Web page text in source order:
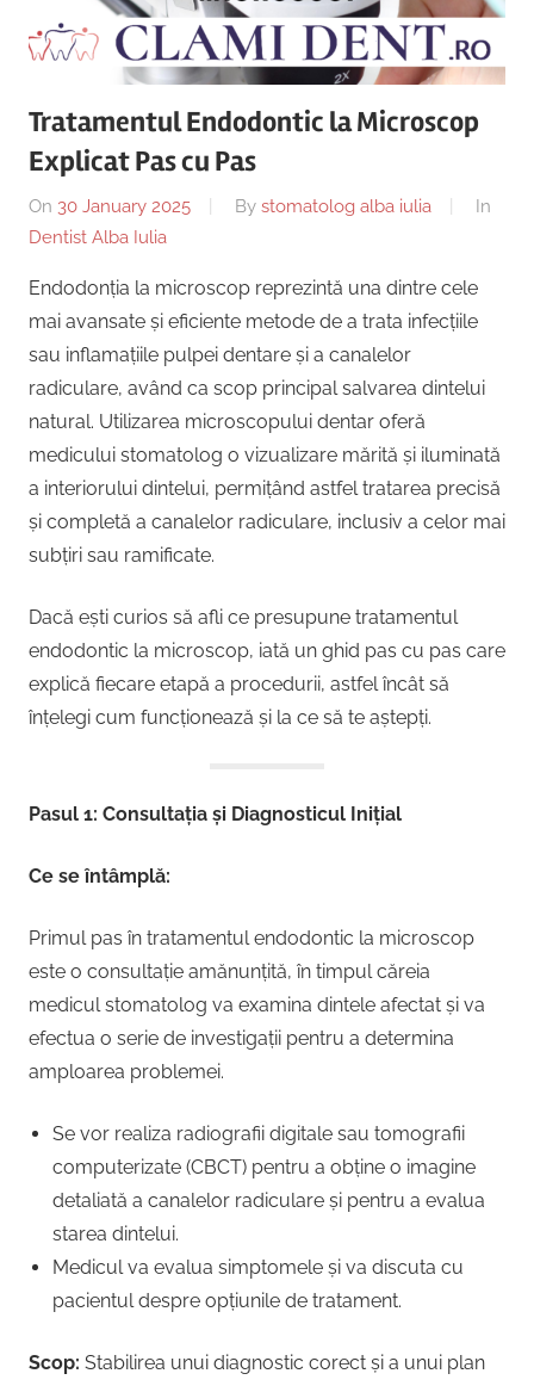
|
Centru
Implantologie
Copii,
Dentist,
Strada
Lăncrănjan
19,
România
+40754463365
Tratamentul Endodontic la Microscop
Explicat Pas cu Pas
On 30 January 2025 By stomatolog alba iulia
In
Dentist Alba Iulia
Endodonția la microscop reprezintă una dintre cele
mai avansate și eficiente metode de a trata infecțiile
sau inflamațiile pulpei dentare și a canalelor
radiculare, având ca scop principal salvarea dintelui
natural. Utilizarea microscopului dentar oferă
medicului stomatolog o vizualizare mărită și iluminată
a interiorului dintelui, permițând astfel tratarea precisă
și completă a canalelor radiculare, inclusiv a celor mai
subțiri sau ramificate.
Dacă ești curios să afli ce presupune tratamentul
endodontic la microscop, iată un ghid pas cu pas care
explică fiecare etapă a procedurii, astfel încât să
înțelegi cum funcționează și la ce să te aștepți.
Pasul 1: Consultația și Diagnosticul Inițial
Ce se întâmplă:
Primul pas în tratamentul endodontic la microscop
este o consultație amănunțită, în timpul căreia
medicul stomatolog va examina dintele afectat și va
efectua o serie de investigații pentru a determina
amploarea problemei.
Se vor realiza radiografii digitale sau tomografii
computerizate (CBCT) pentru a obține o imagine
detaliată a canalelor radiculare și pentru a evalua
starea dintelui.
Medicul va evalua simptomele și va discuta cu
pacientul despre opțiunile de tratament.
Scop: Stabilirea unui diagnostic corect și a unui plan